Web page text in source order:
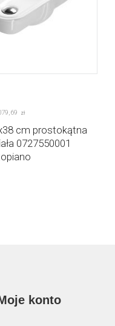
,69 zł
cm prostokątna
0727550001
konto